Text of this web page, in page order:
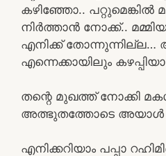
കഴിഞ്ഞോ.. പറ്റുമെങ്കിൽ
നിർത്താൻ നോക്ക്..
എനിക്ക്
എന്നെക്കായിലും
തന്റെ മുഖത്ത് നോക്കി
അത്ഭുതത്തോടെ അയാൾ
എനിക്കറിയാം പപ്പാ